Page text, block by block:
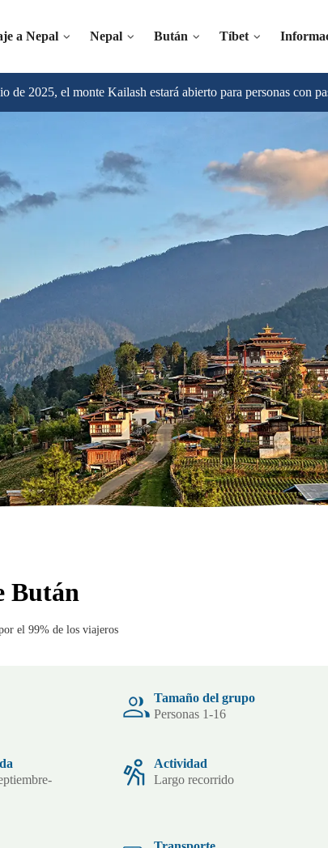
a Nepal Nepal Bután Tíbet
de 2025, el monte Kailash estará abierto para personas con
Bután
el 99% de los viajeros
Tamaño del grupo
Personas 1-16
Actividad
Largo recorrido